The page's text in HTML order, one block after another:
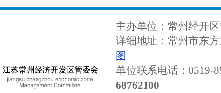
主办单位：常州经开
详细地址：常州市东
图
单位联系电话：0519-
68762100